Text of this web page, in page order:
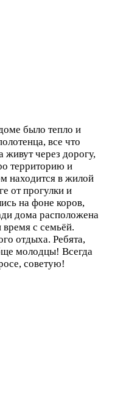
было тепло и
все что
через дорогу,
территорию и
находится в жилой
от прогулки и
на фоне коров,
дома расположена
с семьёй.
отдыха. Ребята,
молодцы! Всегда
советую!